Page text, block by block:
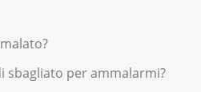
sbagliato per ammalarmi?